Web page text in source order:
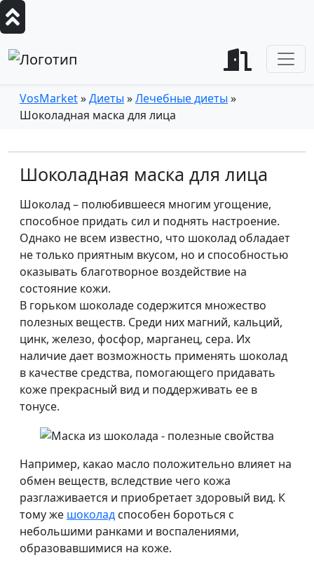
VosMarket»Диеты »Лечебные диеты »
Шоколадная маска для лица
Шоколадная маска для лица
Шоколад – полюбившееся многим угощение,
способное придать сил и поднять настроение.
Однако не всем известно, что шоколад обладает
не только приятным вкусом, но и способностью
оказывать благотворное воздействие на
состояние кожи.
В горьком шоколаде содержится множество
полезных веществ. Среди них магний, кальций,
цинк, железо, фосфор, марганец, сера. Их
наличие дает возможность применять шоколад
в качестве средства, помогающего придавать
коже прекрасный вид и поддерживать ее в
тонусе.
Например, какао масло положительно влияет на
обмен веществ, вследствие чего кожа
разглаживается и приобретает здоровый вид. К
тому же шоколад способен бороться с
небольшими ранками и воспалениями,
образовавшимися на коже.